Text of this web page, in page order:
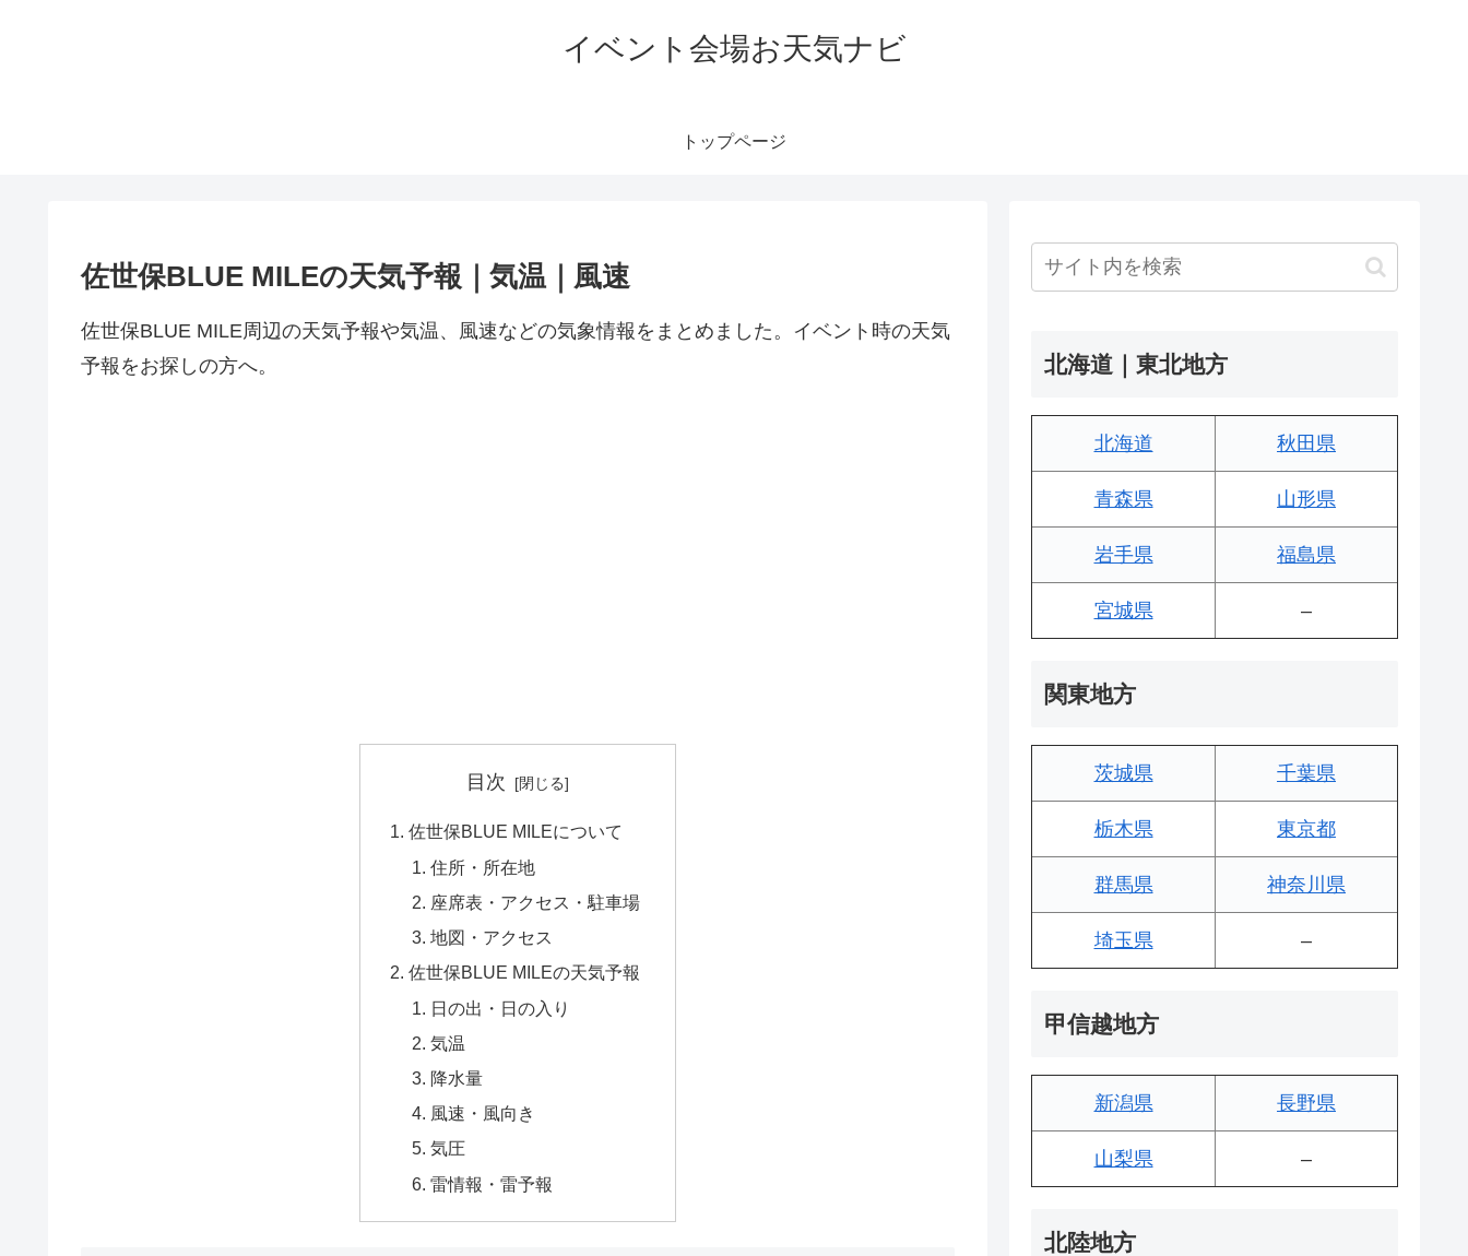
イベント会場お天気ナビ
トップページ
佐世保BLUE MILEの天気予報｜気温｜風速
佐世保BLUE MILE周辺の天気予報や気温、風速などの気象情報をまとめました。イベント時の天気
予報をお探しの方へ。
目次
佐世保BLUE MILEについて
住所・所在地
座席表・アクセス・駐車場
地図・アクセス
佐世保BLUE MILEの天気予報
日の出・日の入り
気温
降水量
風速・風向き
気圧
雷情報・雷予報
北海道｜東北地方
北海道 秋田県
青森県 山形県
岩手県 福島県
宮城県 –
関東地方
茨城県 千葉県
栃木県 東京都
群馬県 神奈川県
埼玉県 –
甲信越地方
新潟県 長野県
山梨県 –
北陸地方